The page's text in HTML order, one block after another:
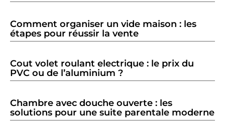
Comment organiser un vide maison : les
étapes pour réussir la vente
Cout volet roulant electrique : le prix du
PVC ou de l’aluminium ?
Chambre avec douche ouverte : les
solutions pour une suite parentale moderne